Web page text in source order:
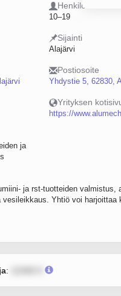
Henkilöstömäärä
10–19
Sijainti
Alajärvi
Postiosoite
Yhdystie 5, 62830,
Yrityksen
https://
ja
ja rst-tuotteiden valmistus,
Yhtiö voi harjoittaa
: